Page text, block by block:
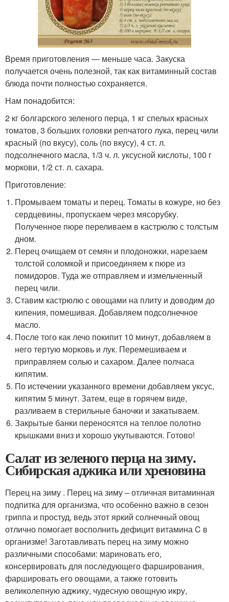
Время приготовления — меньше часа. Закуска
получается очень полезной, так как витаминный состав
блюда почти полностью сохраняется.
Нам понадобится:
2 кг болгарского зеленого перца, 1 кг спелых красных
томатов, 3 больших головки репчатого лука, перец чили
красный (по вкусу), соль (по вкусу), 4 ст. л.
подсолнечного масла, 1/3 ч. л. уксусной кислоты, 100 г
моркови, 1/2 ст. л. сахара.
Приготовление:
Промываем томаты и перец. Томаты в кожуре, но без
сердцевины, пропускаем через мясорубку.
Полученное пюре переливаем в кастрюлю с толстым
дном.
Перец очищаем от семян и плодоножки, нарезаем
толстой соломкой и присоединяем к пюре из
помидоров. Туда же отправляем и измельченный
перец чили.
Ставим кастрюлю с овощами на плиту и доводим до
кипения, помешивая. Добавляем подсолнечное
масло.
После того как лечо покипит 10 минут, добавляем в
него тертую морковь и лук. Перемешиваем и
приправляем солью и сахаром. Далее полчаса
кипятим.
По истечении указанного времени добавляем уксус,
кипятим 5 минут. Затем, еще в горячем виде,
разливаем в стерильные баночки и закатываем.
Закрытые банки переносятся на теплое полотно
крышками вниз и хорошо укутываются. Готово!
Салат из зеленого перца на зиму.
Сибирская аджика или хреновина
Перец на зиму . Перец на зиму – отличная витаминная
подпитка для организма, что особенно важно в сезон
гриппа и простуд, ведь этот яркий солнечный овощ
отлично помогает восполнить дефицит витамина C в
организме! Заготавливать перец на зиму можно
различными способами: мариновать его,
консервировать для последующего фарширования,
фаршировать его овощами, а также готовить
великолепную аджику, чудесную овощную икру,